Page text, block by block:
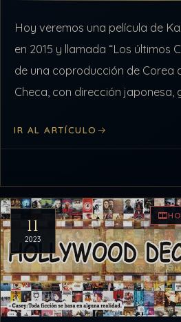
Hoy veremos una película de
en 2015 y llamada “Los últimos
de una coproducción de Corea
Checa, con dirección japonesa,
IR AL ARTÍCULO
11
2023